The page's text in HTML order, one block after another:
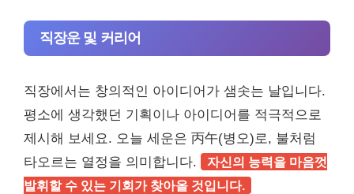
직장운 및 커리어
직장에서는 창의적인 아이디어가 샘솟는 날입니다.
평소에 생각했던 기획이나 아이디어를 적극적으로
제시해 보세요. 오늘 세운은 丙午(병오)로, 불처럼
타오르는 열정을 의미합니다.
자신의 능력을 마음껏
발휘할 수 있는 기회가 찾아올 것입니다.